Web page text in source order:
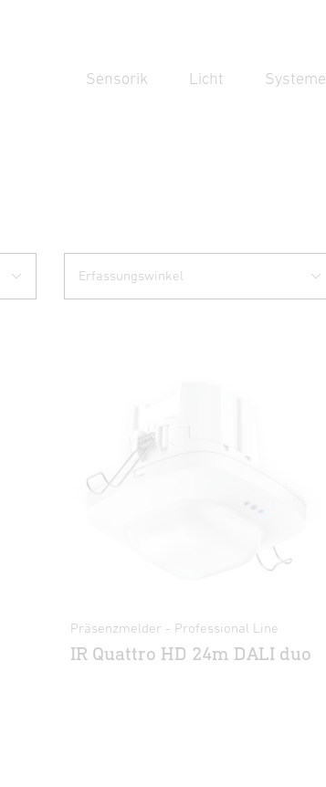
Sensorik Licht Systeme
Erfassungswinkel
Präsenzmelder - Professional Line
IR Quattro HD 24m DALI duo